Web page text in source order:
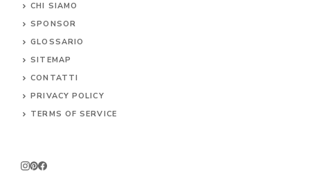
CHI SIAMO
SPONSOR
GLOSSARIO
SITEMAP
CONTATTI
PRIVACY POLICY
TERMS OF SERVICE